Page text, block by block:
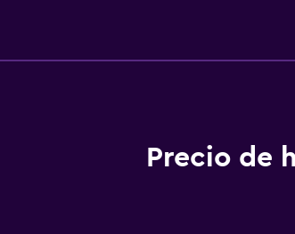
Precio de